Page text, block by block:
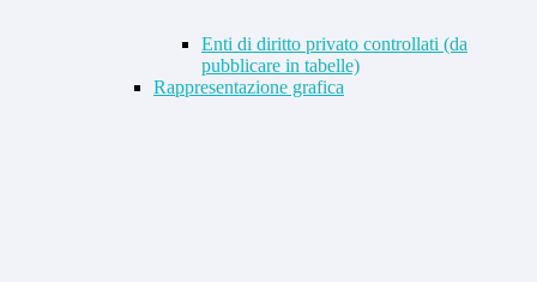
Enti di diritto privato controllati (da
pubblicare in tabelle)
Rappresentazione grafica